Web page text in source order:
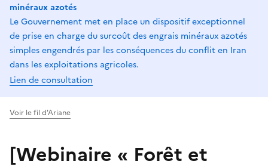
minéraux azotés
Le Gouvernement met en place un dispositif exceptionnel
de prise en charge du surcoût des engrais minéraux azotés
simples engendrés par les conséquences du conflit en Iran
dans les exploitations agricoles.
Lien de consultation
Voir le fil d'Ariane
[Webinaire « Forêt et